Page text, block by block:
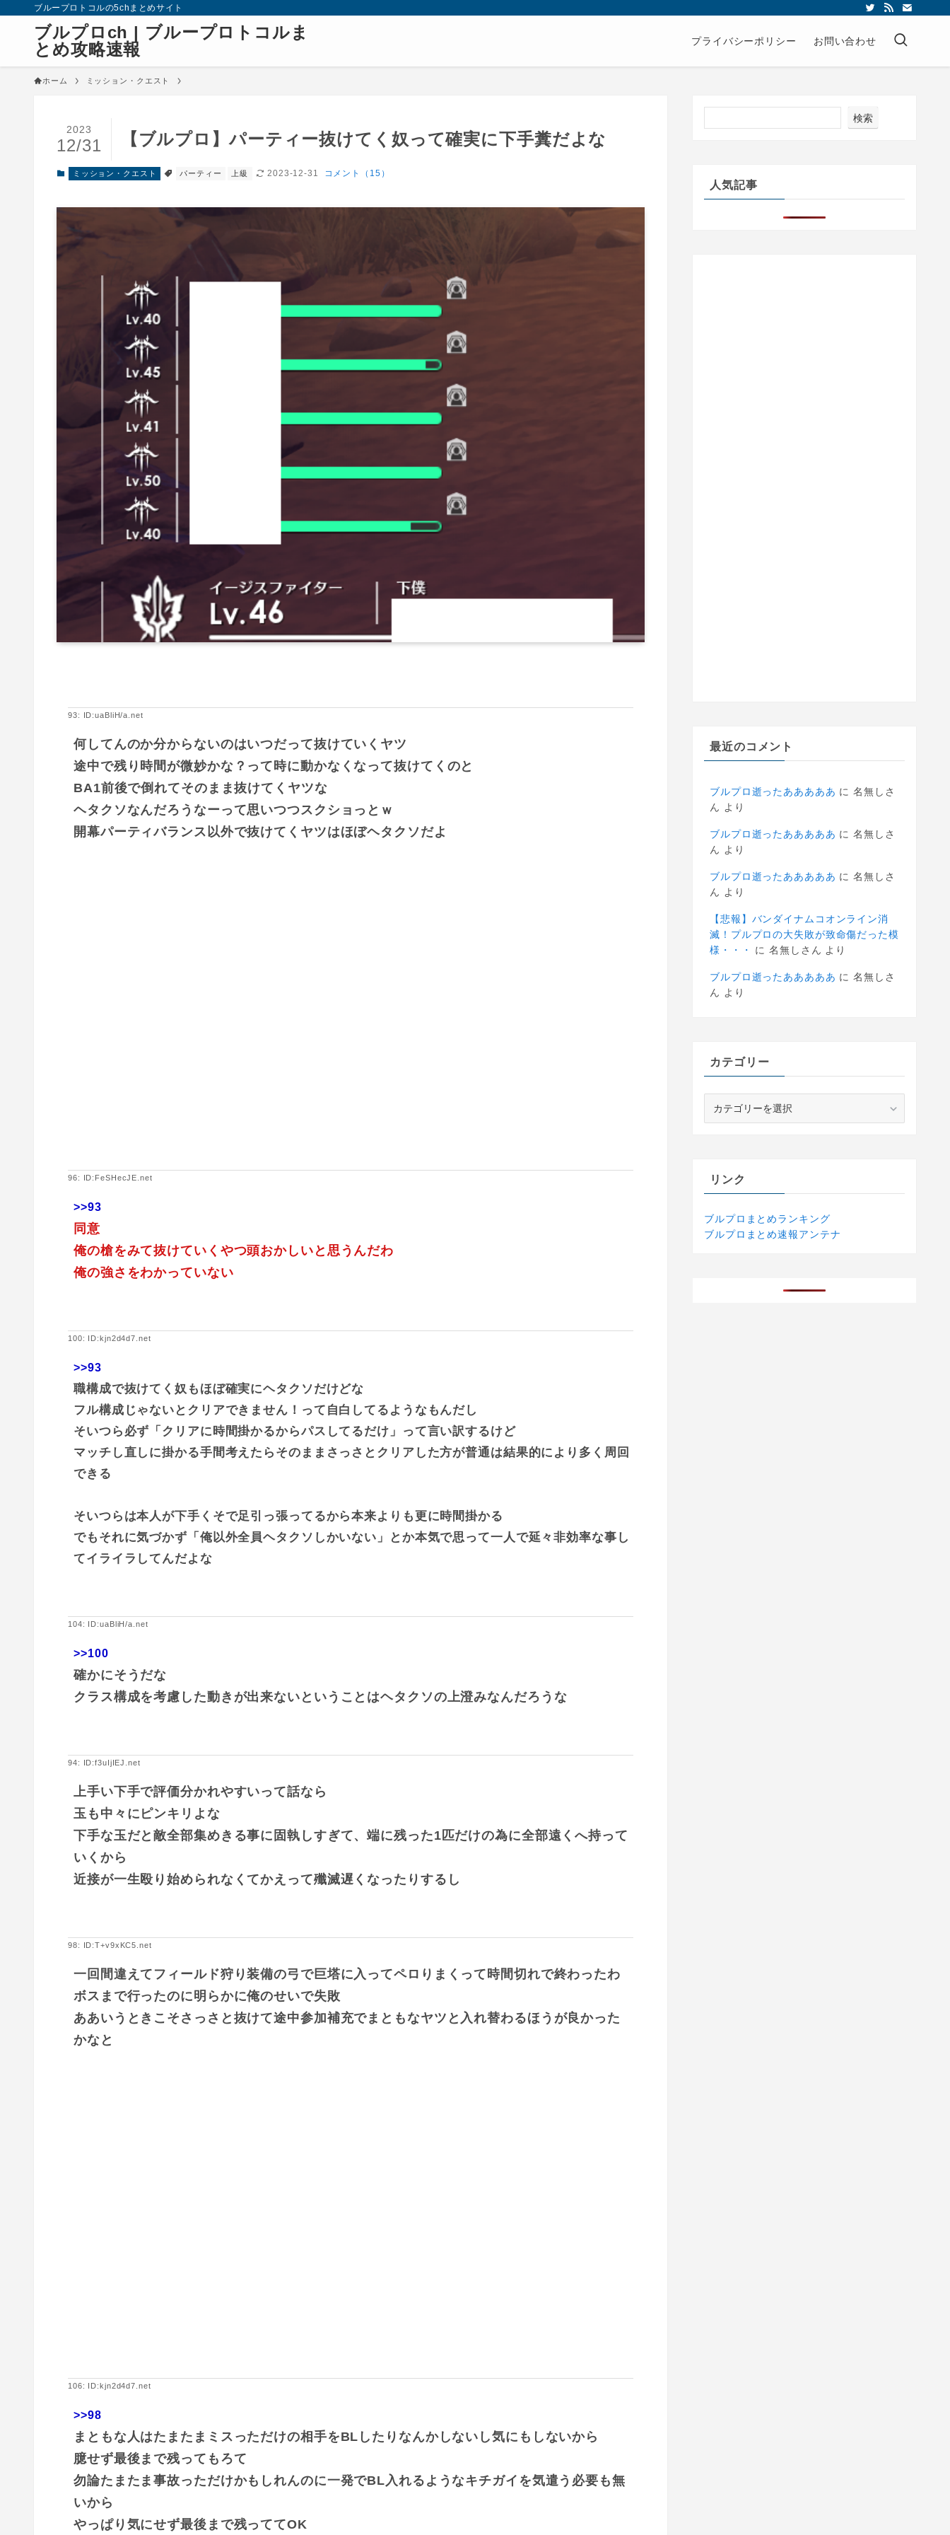
ブループロトコルの5chまとめサイト
ブルプロch | ブループロトコルま
とめ攻略速報
プライバシーポリシー お問い合わせ
ホーム ミッション・クエスト
【ブルプロ】パーティー抜けてく奴って確実に下手糞だよな
2023
12/31
ミッション・クエスト パーティー 上級 2023-12-31 コメント（15）
93: ID:uaBliH/a.net
何してんのか分からないのはいつだって抜けていくヤツ
途中で残り時間が微妙かな？って時に動かなくなって抜けてくのと
BA1前後で倒れてそのまま抜けてくヤツな
ヘタクソなんだろうなーって思いつつスクショっとｗ
開幕パーティバランス以外で抜けてくヤツはほぼヘタクソだよ
96: ID:FeSHecJE.net
>>93
同意
俺の槍をみて抜けていくやつ頭おかしいと思うんだわ
俺の強さをわかっていない
100: ID:kjn2d4d7.net
>>93
職構成で抜けてく奴もほぼ確実にヘタクソだけどな
フル構成じゃないとクリアできません！って自白してるようなもんだし
そいつら必ず「クリアに時間掛かるからパスしてるだけ」って言い訳するけど
マッチし直しに掛かる手間考えたらそのままさっさとクリアした方が普通は結果的により多く周回
できる
そいつらは本人が下手くそで足引っ張ってるから本来よりも更に時間掛かる
でもそれに気づかず「俺以外全員ヘタクソしかいない」とか本気で思って一人で延々非効率な事し
てイライラしてんだよな
104: ID:uaBliH/a.net
>>100
確かにそうだな
クラス構成を考慮した動きが出来ないということはヘタクソの上澄みなんだろうな
94: ID:f3uIjIEJ.net
上手い下手で評価分かれやすいって話なら
玉も中々にピンキリよな
下手な玉だと敵全部集めきる事に固執しすぎて、端に残った1匹だけの為に全部遠くへ持って
いくから
近接が一生殴り始められなくてかえって殲滅遅くなったりするし
98: ID:T+v9xKC5.net
一回間違えてフィールド狩り装備の弓で巨塔に入ってペロりまくって時間切れで終わったわ
ボスまで行ったのに明らかに俺のせいで失敗
ああいうときこそさっさと抜けて途中参加補充でまともなヤツと入れ替わるほうが良かった
かなと
106: ID:kjn2d4d7.net
>>98
まともな人はたまたまミスっただけの相手をBLしたりなんかしないし気にもしないから
臆せず最後まで残ってもろて
勿論たまたま事故っただけかもしれんのに一発でBL入れるようなキチガイを気遣う必要も無
いから
やっぱり気にせず最後まで残っててOK
検索
人気記事
最近のコメント
ブルプロ逝ったあああああ に名無しさ
ん より
ブルプロ逝ったあああああ に名無しさ
ん より
ブルプロ逝ったあああああ に名無しさ
ん より
【悲報】バンダイナムコオンライン消
滅！プルプロの大失敗が致命傷だった模
様・・・
に名無しさん より
ブルプロ逝ったあああああ に名無しさ
ん より
カテゴリー
リンク
ブルプロまとめランキング
ブルプロまとめ速報アンテナ